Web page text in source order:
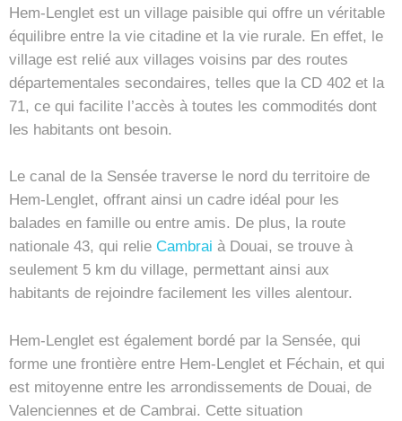
Hem-Lenglet est un village paisible qui offre un véritable
équilibre entre la vie citadine et la vie rurale. En effet, le
village est relié aux villages voisins par des routes
départementales secondaires, telles que la CD 402 et la
71, ce qui facilite l’accès à toutes les commodités dont
les habitants ont besoin.
Le canal de la Sensée traverse le nord du territoire de
Hem-Lenglet, offrant ainsi un cadre idéal pour les
balades en famille ou entre amis. De plus, la route
nationale 43, qui relie Cambrai à Douai, se trouve à
seulement 5 km du village, permettant ainsi aux
habitants de rejoindre facilement les villes alentour.
Hem-Lenglet est également bordé par la Sensée, qui
forme une frontière entre Hem-Lenglet et Féchain, et qui
est mitoyenne entre les arrondissements de Douai, de
Valenciennes et de Cambrai. Cette situation